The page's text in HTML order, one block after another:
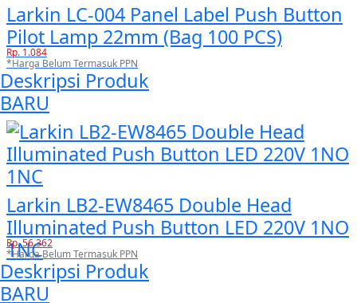
Larkin LC-004 Panel Label Push Button
Pilot Lamp 22mm (Bag 100 PCS)
Rp. 1.084
*Harga Belum Termasuk PPN
Deskripsi Produk
BARU
Larkin LB2-EW8465 Double Head
Illuminated Push Button LED 220V 1NO
1NC
Rp. 56.362
*Harga Belum Termasuk PPN
Deskripsi Produk
BARU